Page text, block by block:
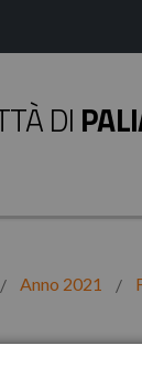
DI
Anno 2021